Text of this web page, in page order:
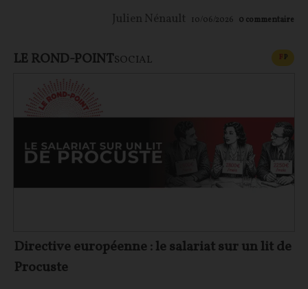
Julien Nénault
10/06/2026 0 commentaire
LE ROND-POINTSOCIAL FP
Directive européenne : le salariat sur un lit de
Procuste